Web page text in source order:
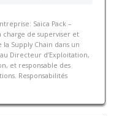
Saica Pack –
charge de superviser et
la Supply Chain dans un
Directeur d’Exploitation,
et responsable des
Responsabilités